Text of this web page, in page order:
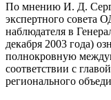
По мнению И. Д.
экспертного совета
наблюдателя в
декабря 2003 года)
полнокровную
соответствии с
регионального